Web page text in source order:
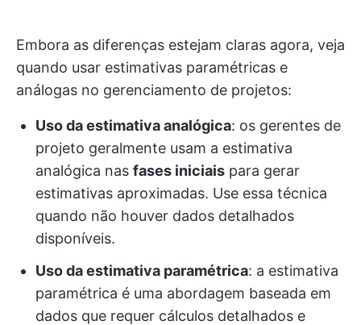
Embora as diferenças estejam claras agora, veja
quando usar estimativas paramétricas e
análogas no gerenciamento de projetos:
Uso da estimativa analógica: os gerentes de
projeto geralmente usam a estimativa
analógica nas fases iniciais para gerar
estimativas aproximadas. Use essa técnica
quando não houver dados detalhados
disponíveis.
Uso da estimativa paramétrica: a estimativa
paramétrica é uma abordagem baseada em
dados que requer cálculos detalhados e